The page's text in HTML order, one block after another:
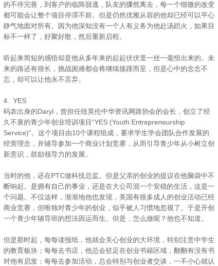
的不停完善，到客户的临阵脱逃，队友的骤然离去，每一个细微的改变
都可能会让整个项目停滞不前。但是仍然优雅从容的他却已经可以平心
静气地面对所有。因为他深知没有一个人有义务为他赴汤蹈火，如果目
标不一样了，好聚好散，然后重新启程。
听起来简短的感悟却是他从多年来的起起伏伏里一丝一毫悟出来的。未
来的路还有很长，挑战困难都会将继续接踵而至，但是心中的念念不
忘，却可以让他永不言弃。
4. YES
码农出身的Daryl，曾担任纽英伦中华资讯网路协会的会长，创立了经
久不衰的青少年创业培训项目“YES (Youth Entrepreneurship
Service)”。这个项目由10个课程组成，要求学生学会团队合作发展的
经营理念，并辅导参加一个商业计划竞赛，从而引导青少年从小树立创
新意识，鼓励领导力的发展。
当时的他，还在PTC做科技总监。但是父亲的创业的提议在他脑袋中不
断响起。是拥有自己的事业，还是在大公司混一个安稳的生活，这是一
个问题。不仅这样，渐渐地他也发现，美国有很多成人的创业活动已经
商业竞赛，但唯独对青少年的创业，似乎被人习惯地忽视了。于是开创
一个青少年辅导班的想法因运而生。但是，怎么做呢？他也不知道。
但是那时起，每每读报纸，他就会关心创业的大环境，特别注意中学生
的教育板块；每每去书店，他总会驻足在创业书籍区域，翻翻有没有书
对他有启发；每每去参加活动，总会特别与创业者交谈，一不小心就认